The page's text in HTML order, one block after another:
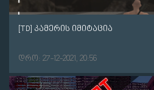
[TD] კამერის იმიტაცია
დრო: 27-12-2021, 20:56